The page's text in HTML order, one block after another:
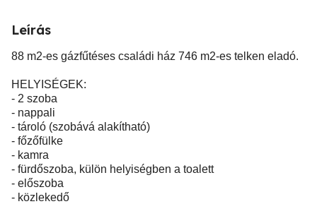
Leírás
88 m2-es gázfűtéses családi ház 746 m2-es telken eladó.
HELYISÉGEK:
- 2 szoba
- nappali
- tároló (szobává alakítható)
- főzőfülke
- kamra
- fürdőszoba, külön helyiségben a toalett
- előszoba
- közlekedő